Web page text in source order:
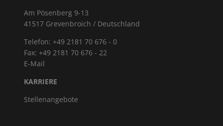
Am Pösenberg 9-13
41517 Grevenbroich / Deutschland
Telefon: +49 2181 70 676 - 0
Fax: +49 2181 70 676 - 22
E-Mail
KARRIERE
Stellenangebote